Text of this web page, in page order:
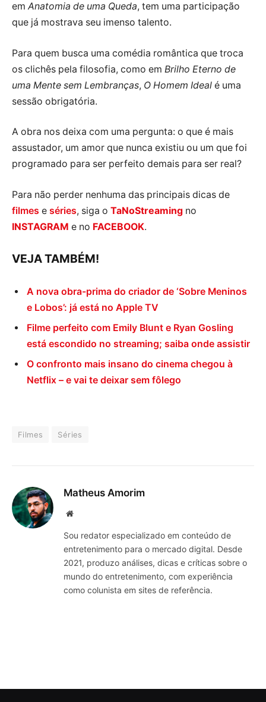
em Anatomia de uma Queda, tem uma participação
que já mostrava seu imenso talento.
Para quem busca uma comédia romântica que troca
os clichês pela filosofia, como em Brilho Eterno de
uma Mente sem Lembranças, O Homem Ideal é uma
sessão obrigatória.
A obra nos deixa com uma pergunta: o que é mais
assustador, um amor que nunca existiu ou um que foi
programado para ser perfeito demais para ser real?
Para não perder nenhuma das principais dicas de
filmes e séries, siga o TaNoStreaming no
INSTAGRAM e no FACEBOOK.
VEJA TAMBÉM!
A nova obra-prima do criador de ‘Sobre Meninos
e Lobos’: já está no Apple TV
Filme perfeito com Emily Blunt e Ryan Gosling
está escondido no streaming; saiba onde assistir
O confronto mais insano do cinema chegou à
Netflix – e vai te deixar sem fôlego
Filmes Séries
Matheus Amorim
Website
Sou redator especializado em conteúdo de
entretenimento para o mercado digital. Desde
2021, produzo análises, dicas e críticas sobre o
mundo do entretenimento, com experiência
como colunista em sites de referência.